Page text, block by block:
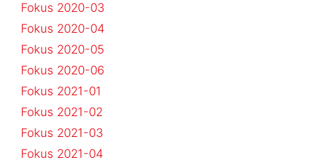
Fokus 2020-03
Fokus 2020-04
Fokus 2020-05
Fokus 2020-06
Fokus 2021-01
Fokus 2021-02
Fokus 2021-03
Fokus 2021-04